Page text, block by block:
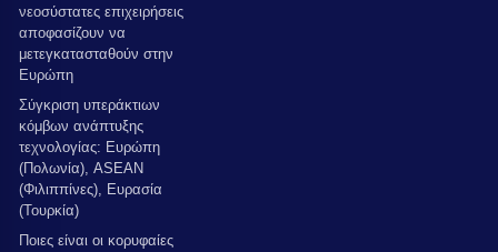
νεοσύστατες επιχειρήσεις
αποφασίζουν να
μετεγκατασταθούν στην
Ευρώπη
Σύγκριση υπεράκτιων
κόμβων ανάπτυξης
τεχνολογίας: Ευρώπη
(Πολωνία), ASEAN
(Φιλιππίνες), Ευρασία
(Τουρκία)
Ποιες είναι οι κορυφαίες